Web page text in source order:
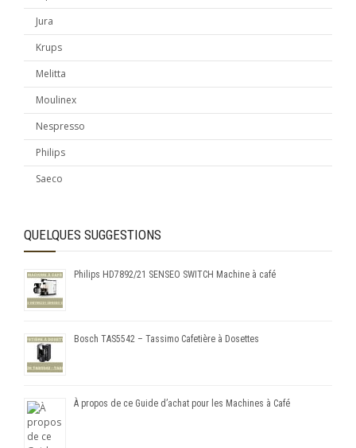
Jura
Krups
Melitta
Moulinex
Nespresso
Philips
Saeco
QUELQUES SUGGESTIONS
Philips HD7892/21 SENSEO SWITCH Machine à café
Bosch TAS5542 – Tassimo Cafetière à Dosettes
À propos de ce Guide d’achat pour les Machines à Café